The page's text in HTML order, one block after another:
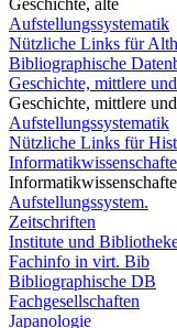
Geschichte, alte
Aufstellungssystematik
Nützliche Links für
Bibliographische
Geschichte, mittlere
Geschichte, mittlere
Aufstellungssystematik
Nützliche Links für
Aufstellungssystem.
Zeitschriften
Institute und
Fachinfo in virt. Bib
Bibliographische DB
Fachgesellschaften
Japanologie